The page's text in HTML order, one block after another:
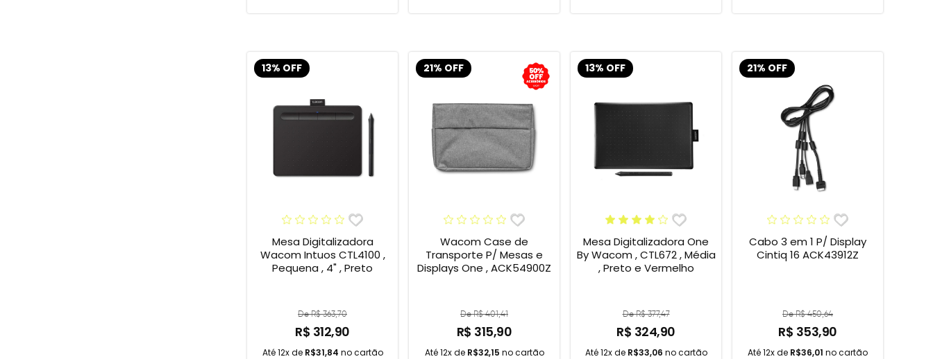
13% OFF
Mesa Digitalizadora
Wacom Intuos CTL4100 ,
Pequena , 4" , Preto
De R$ 363,70
R$ 312,90
Até 12x de R$31,84 no cartão
21% OFF
Wacom Case de
Transporte P/ Mesas e
Displays One , ACK54900Z
De R$ 401,41
R$ 315,90
Até 12x de R$32,15 no cartão
13% OFF
Mesa Digitalizadora One
By Wacom , CTL672 , Média
, Preto e Vermelho
De R$ 377,47
R$ 324,90
Até 12x de R$33,06 no cartão
21% OFF
Cabo 3 em 1 P/ Display
Cintiq 16 ACK43912Z
De R$ 450,64
R$ 353,90
Até 12x de R$36,01 no cartão